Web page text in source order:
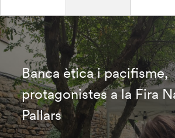
Banca ètica i pacifisme,
protagonistes a la Fira
Pallars